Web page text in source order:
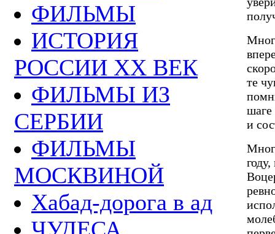
ФИЛЬМЫ
ИСТОРИЯ
РОССИИ ХХ ВЕК
ФИЛЬМЫ ИЗ
СЕРБИИ
ФИЛЬМЫ
МОСКВИНОЙ
Хабад-дорога в ад
те
и